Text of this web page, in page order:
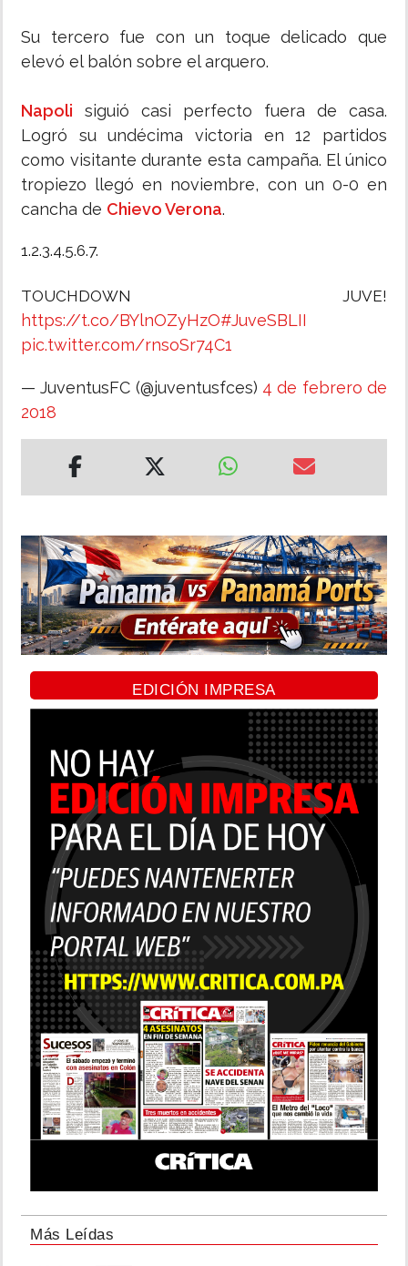
Su tercero fue con un toque delicado que
elevó el balón sobre el arquero.
Napoli siguió casi perfecto fuera de casa.
Logró su undécima victoria en 12 partidos
como visitante durante esta campaña. El único
tropiezo llegó en noviembre, con un 0-0 en
cancha de Chievo Verona.
1.2.3.4.5.6.7.
TOUCHDOWN JUVE!
https://t.co/BYlnOZyHzO#JuveSBLII
pic.twitter.com/rnsoSr74C1
— JuventusFC (@juventusfces) 4 de febrero de
2018
EDICIÓN IMPRESA
Más Leídas